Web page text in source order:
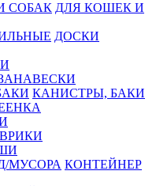
ДЛЯ КОШЕК И
ДОСКИ
КАНИСТРЫ, БАКИ
КОНТЕЙНЕР